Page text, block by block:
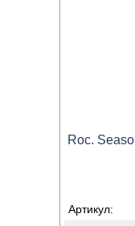
Roc.
Артикул: